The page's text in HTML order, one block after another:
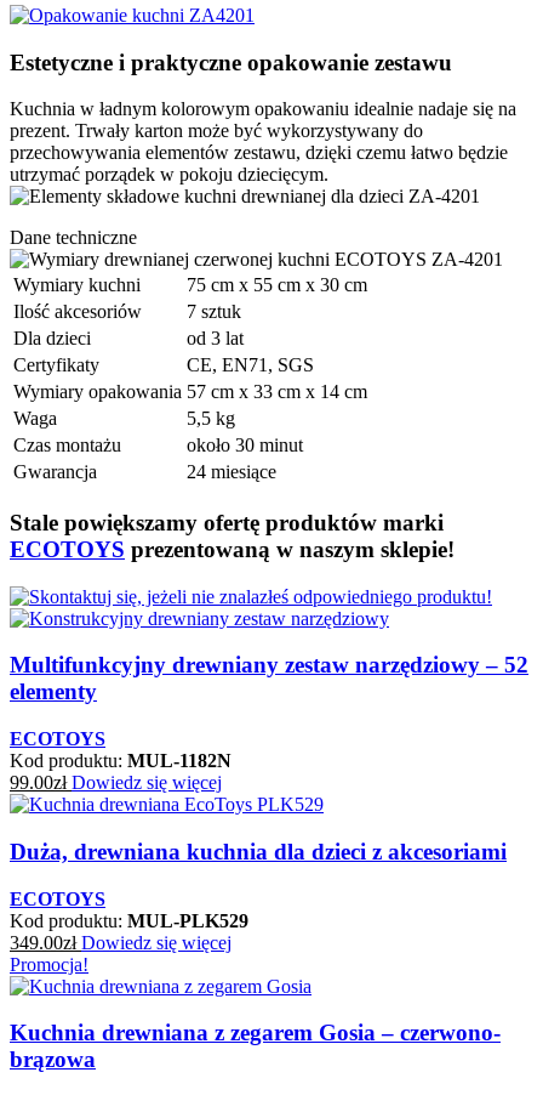
Estetyczne i praktyczne opakowanie zestawu
Kuchnia w ładnym kolorowym opakowaniu idealnie nadaje się na
prezent. Trwały karton może być wykorzystywany do
przechowywania elementów zestawu, dzięki czemu łatwo będzie
utrzymać porządek w pokoju dziecięcym.
Dane techniczne
Wymiary kuchni
75 cm x 55 cm x 30 cm
Ilość akcesoriów
7 sztuk
Dla dzieci
od 3 lat
Certyfikaty
CE, EN71, SGS
Wymiary opakowania 57 cm x 33 cm x 14 cm
Waga
5,5 kg
Czas montażu
około 30 minut
Gwarancja
24 miesiące
Stale powiększamy ofertę produktów marki
ECOTOYS prezentowaną w naszym sklepie!
Multifunkcyjny drewniany zestaw narzędziowy – 52
elementy
ECOTOYS
Kod produktu: MUL-1182N
99.00zł Dowiedz się więcej
Duża, drewniana kuchnia dla dzieci z akcesoriami
ECOTOYS
Kod produktu: MUL-PLK529
349.00zł Dowiedz się więcej
Promocja!
Kuchnia drewniana z zegarem Gosia – czerwono-
brązowa